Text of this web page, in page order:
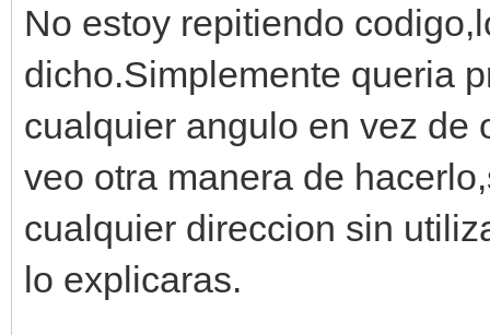
No estoy repitiendo
dicho.Simplemente queria
cualquier angulo en vez de
veo otra manera de
cualquier direccion sin
lo explicaras.